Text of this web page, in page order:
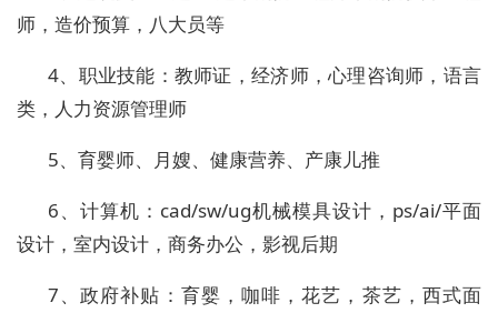
师，造价预算，八大员等
4、职业技能：教师证，经济师，心理咨询师，语言
类，人力资源管理师
5、育婴师、月嫂、健康营养、产康儿推
6、计算机：cad/sw/ug机械模具设计，ps/ai/平面
设计，室内设计，商务办公，影视后期
7、政府补贴：育婴，咖啡，花艺，茶艺，西式面